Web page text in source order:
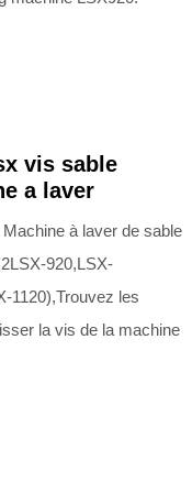
vis sable
a laver
à laver de sable
920,LSX-
1120),Trouvez les
la vis de la machine